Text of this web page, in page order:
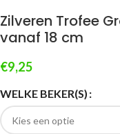
Zilveren Trofee
vanaf 18 cm
€9,25
WELKE BEKER(S)